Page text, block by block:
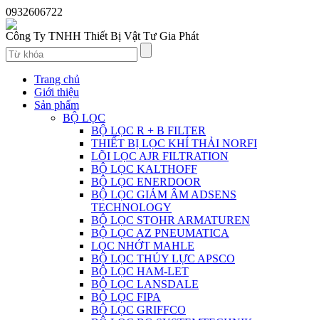
0932606722
Công Ty TNHH Thiết Bị Vật Tư Gia Phát
Trang chủ
Giới thiệu
Sản phẩm
BỘ LỌC
BỘ LỌC R + B FILTER
THIẾT BỊ LỌC KHÍ THẢI NORFI
LÕI LỌC AJR FILTRATION
BỘ LỌC KALTHOFF
BỘ LỌC ENERDOOR
BỘ LỌC GIẢM ÂM ADSENS
TECHNOLOGY
BỘ LỌC STOHR ARMATUREN
BỘ LỌC AZ PNEUMATICA
LỌC NHỚT MAHLE
BỘ LỌC THỦY LỰC APSCO
BỘ LỌC HAM-LET
BỘ LỌC LANSDALE
BỘ LỌC FIPA
BỘ LỌC GRIFFCO